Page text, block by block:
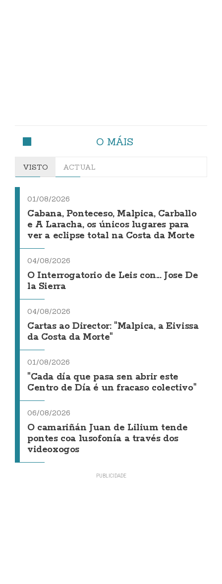
O MÁIS
VISTO ACTUAL
01/08/2026
Cabana, Ponteceso, Malpica, Carballo
e A Laracha, os únicos lugares para
ver a eclipse total na Costa da Morte
04/08/2026
O Interrogatorio de Leis con... Jose De
la Sierra
04/08/2026
Cartas ao Director: "Malpica, a Eivissa
da Costa da Morte"
01/08/2026
"Cada día que pasa sen abrir este
Centro de Día é un fracaso colectivo"
06/08/2026
O camariñán Juan de Lilium tende
pontes coa lusofonía a través dos
videoxogos